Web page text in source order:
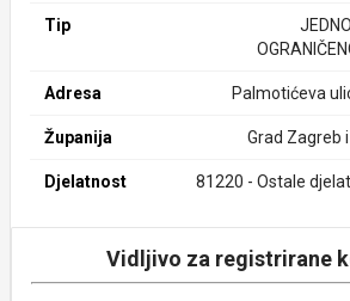
Tip
Adresa Palmotićeva
Županija Grad Zagreb
Djelatnost
81220 - Ostale
Vidljivo za registrirane